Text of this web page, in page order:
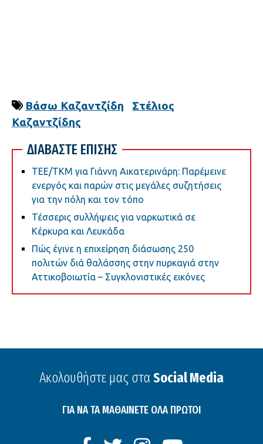
Βάσω Καζαντζίδη
Στέλιος
Καζαντζίδης
ΔΙΑΒΑΣΤΕ ΕΠΙΣΗΣ
ΤΕΕ/ΤΚΜ για Γιάννη Αικατερινάρη: Παρέμεινε
ενεργός και παρών στις μεγάλες συζητήσεις
για την πόλη και τον τόπο
Τέσσερις συλλήψεις για ναρκωτικά σε
Κέρκυρα και Λευκάδα
Πώς έγινε η επιχείρηση διάσωσης 250
πολιτών διά θαλάσσης στην πυρκαγιά στην
Αττικοβοιωτία – Συγκλονιστικές εικόνες
Ακολουθήστε μας στα Social Media
ΓΙΑ ΝΑ ΤΑ ΜΑΘΑΙΝΕΤΕ ΟΛΑ ΠΡΩΤΟΙ